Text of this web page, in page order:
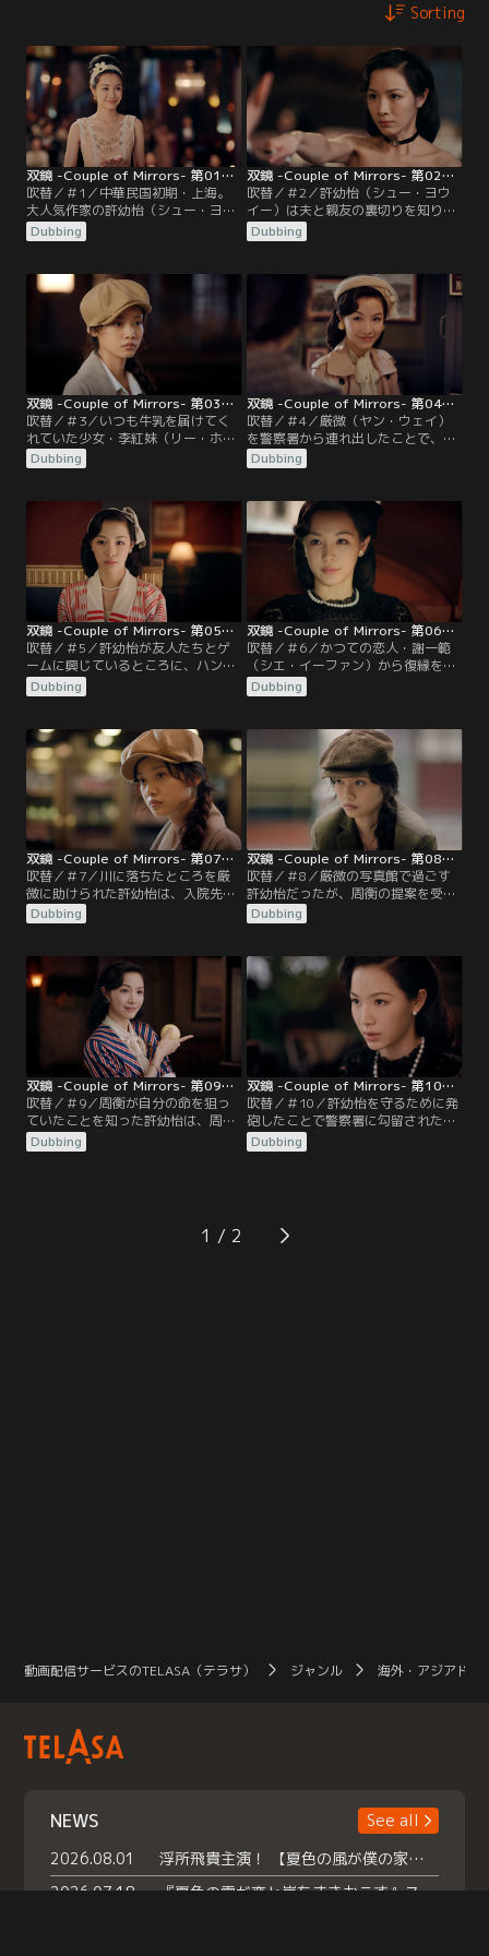
Sorting
双鏡 -Couple of Mirrors- 第01話／吹替
吹替／＃1／中華民国初期・上海。
大人気作家の許幼怡（シュー・ヨウ
イー）は、優しく裕福な夫の周衡
（ジョウ・ホン）と、親友でありビ
ャン・ワン）に支えられ、華やかで
充実した日々を送っていた。ある日
3人は、ショー会場で有名マジシャ
ン・甄善（ジェン・シャン）が殺害
される事件に遭遇する。その夜、張
晩を家に送り届けた周衡が…。
Dubbing
双鏡 -Couple of Mirrors- 第02話／吹替
吹替／＃2／許幼怡（シュー・ヨウ
イー）は夫と親友の裏切りを知り、
深いショックを受ける。失意の中あ
てもなく歩いていると、以前訪れた
怡。そこで写真館の店主である厳微
（ヤン・ウェイ）の不器用な優しさ
に触れるのだった。張晩（ジャン・
ワン）をマネージャー職から解雇し
た許幼怡は…。
Dubbing
双鏡 -Couple of Mirrors- 第03話／吹替
吹替／＃3／いつも牛乳を届けてく
れていた少女・李紅妹（リー・ホン
メイ）がしばらく姿を見せず、心配
になる厳微（ヤン・ウェイ）。李紅
ら、彼女が交通事故で亡くなったこ
とを聞く。事故の経緯を知った厳微
Dubbing
双鏡 -Couple of Mirrors- 第04話／吹替
吹替／＃4／厳微（ヤン・ウェイ）
を警察署から連れ出したことで、距
離が近づく許幼怡（シュー・ヨウイ
ー）と厳微。そんな中、張晩（ジャ
ルに報道される。許幼怡は世間から
厳しい批判の目を向けられ、新刊の
不買運動が起こる。一方、刑事・姜
斌（ジャン・ビン）は捜査を進め、
連続する事件の犯人は女性であると
いう確信を深めていく。
Dubbing
双鏡 -Couple of Mirrors- 第05話／吹替
吹替／＃5／許幼怡が友人たちとゲ
ームに興じているところに、ハンサ
ムと話題の新聞記者・謝一範が現れ
る。かつて恋人同士だった許幼怡は
Dubbing
双鏡 -Couple of Mirrors- 第06話／吹替
吹替／＃6／かつての恋人・謝一範
（シエ・イーファン）から復縁を求
められる許幼怡（シュー・ヨウイ
ー）。一方周（ジョウ）家は許幼怡
次へと偽のニュースを準備する。強
い憤りを感じる許幼怡だが、世間か
ら殺人犯扱いをされることに憔悴
し、自らの立場と理想との間で葛藤
する……。
Dubbing
双鏡 -Couple of Mirrors- 第07話／吹替
吹替／＃7／川に落ちたところを厳
微に助けられた許幼怡は、入院先で
妊娠していることを告げられる。そ
の頃、死亡したマジシャンのアシス
Dubbing
双鏡 -Couple of Mirrors- 第08話／吹替
吹替／＃8／厳微の写真館で過ごす
許幼怡だったが、周衡の提案を受け
入れ、周家に戻ることに。しかし厳
微は許幼怡の事故を起こしたマネー
Dubbing
双鏡 -Couple of Mirrors- 第09話／吹替
吹替／＃9／周衡が自分の命を狙っ
ていたことを知った許幼怡は、周家
から離れ、厳微の写真館で暮らすこ
とに。殺風景だった厳微の家は明る
Dubbing
双鏡 -Couple of Mirrors- 第10話／吹替
吹替／＃10／許幼怡を守るために発
砲したことで警察署に勾留された厳
微。姜斌は厳微が張晩殺害の犯人だ
と疑うも、証拠はない。そこに犯人
Dubbing
1
動画配信サービスのTELASA（テラサ） ジャンル 海外・アジアドラ
NEWS
See all
2026.08.01
浮所飛貴主演！ 【夏色の風が僕の家にやってきた】 本日よりテラサで独占配信スタート！
2026.07.18
『夏色の雲が恋と嵐をまきおこす』スペシャルメイキング 【Part1】2026年７月18日（土）23時30分～配信スタート！話題のシーンの裏側を大公開！豪華キャスト大集合！ 『武宮家 真夏の家族会議』開催！